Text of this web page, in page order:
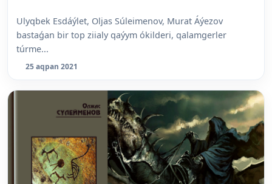
Ulyqbek Esdáýlet, Oljas Súleimenov, Murat Áýezov
bastaǵan bir top ziialy qaýym ókilderi, qalamgerler
túrme...
25 aqpan 2021